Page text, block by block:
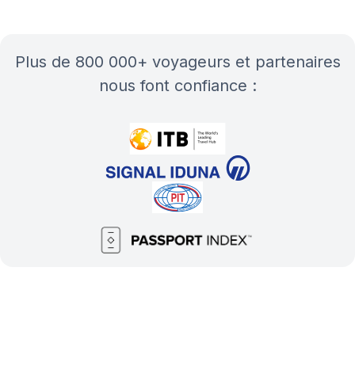
plus de 800 000+ voyageurs et partenaires
nous font confiance :